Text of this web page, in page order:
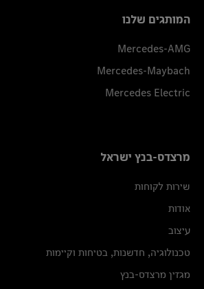
המותגים שלנו
Mercedes-AMG
Mercedes-Maybach
Mercedes Electric
מרצדס-בנץ ישראל
שירות לקוחות
אודות
עיצוב
טכנולוגיה, חדשנות, בטיחות וקיימות
מגזין מרצדס-בנץ